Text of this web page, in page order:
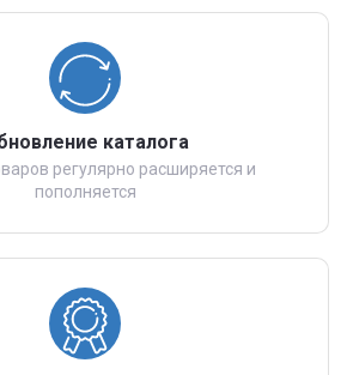
каталога
регулярно расширяется и
пополняется